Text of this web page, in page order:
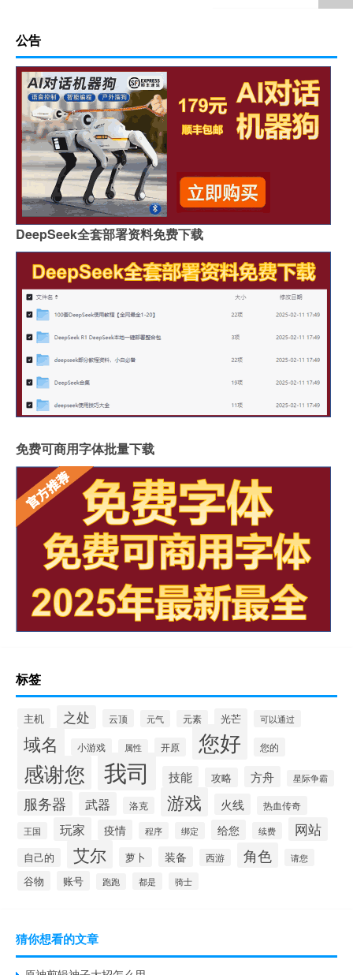
公告
DeepSeek全套部署资料免费下载
免费可商用字体批量下载
标签
主机 之处 云顶 元气 元素 光芒 可以通过
域名 小游戏 属性 开原 您好 您的
感谢您 我司 技能 攻略 方舟 星际争霸
服务器 武器 洛克 游戏 火线 热血传奇
王国 玩家 疫情 程序 绑定 给您 续费 网站
自己的 艾尔 萝卜 装备 西游 角色 请您
谷物 账号 跑跑 都是 骑士
猜你想看的文章